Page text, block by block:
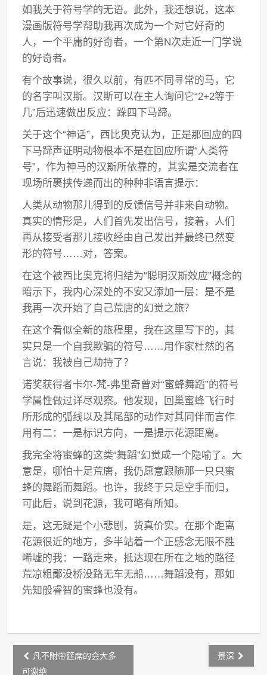
如我关于符号学的无语。此外，我还想说，这本
漫画版符号学帮助我再次成为一个对它好奇的
人，一个平庸的好奇者，一个第N次走近一门学说
的好奇者。
有个故事说，很久以前，有匹不同寻常的马，它
的名字叫汉斯。汉斯可以在主人询问它“2+2等于
几”后迅速做出反应：跺四下马蹄。
关于这个“神话”，西比奥克认为，正是那回应的四
下马蹄声证明动物根本不是在回应所谓“人类符
号”，作为神马的汉斯所依靠的，其实是交流者在
现场所裹挟传递而出的种种非语言提示：
人类从动物那儿得到的反馈信号并非来自动物。
真实的情形是，人们首先发出信号，接着，人们
再从接受者那儿接收经由自己发出并最终已然变
形的符号……对，答案。
在这个被西比奥克将归结为“聪明汉斯效应”概念的
暗示下，我内心深处的不安又添加一层：是不是
我再一次开始了自己荒唐的幻觉之旅？
在这个看似全新的旅程里，我在这里写下的，其
实只是一个自我欺骗的符号……用作家杜然的名
言说：我被自己劫持了？
诺奖获得者卡尔-梵-弗里奇曾对“蜜蜂舞蹈”的符号
学属性做过详尽观察。他发现，回巢蜜蜂飞行时
所形成的弧线以及其尾部的动作对其同伴而言作
用有二：一是标识方向，一是提示花源距离。
我完全将蜜蜂的这类“舞蹈”幻觉成一个隐喻了。大
意是，哪怕十足荒唐，我仍愿意跟随那一只只蜜
蜂的舞蹈而舞蹈。也许，我终于只是空手而归，
可此后，说到花源，我可略有所知。
是，这无疑是个小悲剧，货真价实。在那个距离
花源很近的地方，多半站着一个正感念无限不胜
唏嘘的我：一路走来，抵达现在所在之地的路径
荒凉粗鄙没桥没路无车无船……舞蹈没有，那如
先知般睿智的蜜蜂也没有。
Post
navigation
凡不附带筵席的会大多
可谢绝
景深